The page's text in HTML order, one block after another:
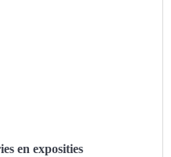
en exposities